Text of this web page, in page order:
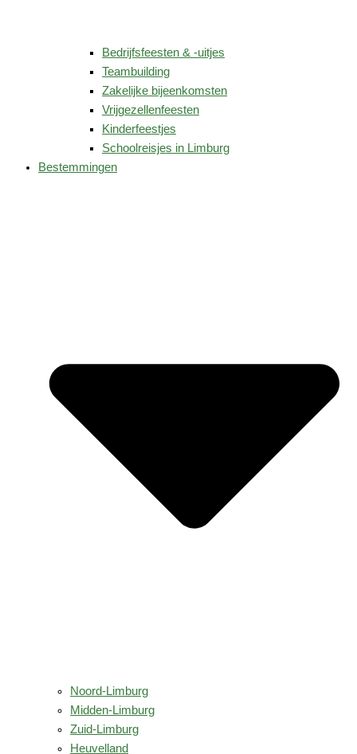
Bedrijfsfeesten & -uitjes
Teambuilding
Zakelijke bijeenkomsten
Vrijgezellenfeesten
Kinderfeestjes
Schoolreisjes in Limburg
Bestemmingen
Noord-Limburg
Midden-Limburg
Zuid-Limburg
Heuvelland